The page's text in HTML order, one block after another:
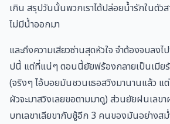
เกิน สรุปวันนั้นพวกเราได้ปล่อยน้ำรักในตัว
ไม่มีน้ำออกมา
และถึงความเสียวซ่านสุดหัวใจ จำต้องจบล
ปนี้ แต่ที่แน่ๆ ตอนนี้ยัยฟร้องกลายเป็นเมีย
(จริงๆ ไอ้บอยมันชวนเธอสวิงมานานแล้ว แ
ผัวจะมาสวิงเลยขอตามมาดู) ส่วนยัยฝนเลข
บทเลขาเลียขากับชู้อีก 3 คนของมันอย่างส